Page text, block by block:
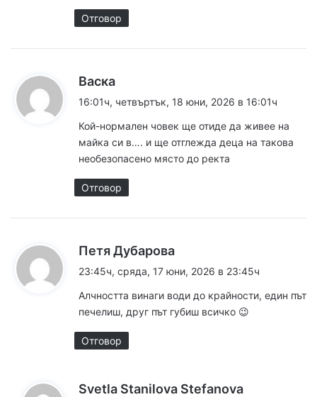
Отговор
Васка
а
:
16:01ч, четвъртък, 18 юни, 2026 в 16:01ч
Кой-нормален човек ще отиде да живее на
майка си в…. и ще отглежда деца на такова
необезопасено място до ректа
Отговор
Петя Дубарова
а
:
23:45ч, сряда, 17 юни, 2026 в 23:45ч
Алчността винаги води до крайности, един път
печелиш, друг път губиш всичко 😉
Отговор
Svetla Stanilova Stefanova